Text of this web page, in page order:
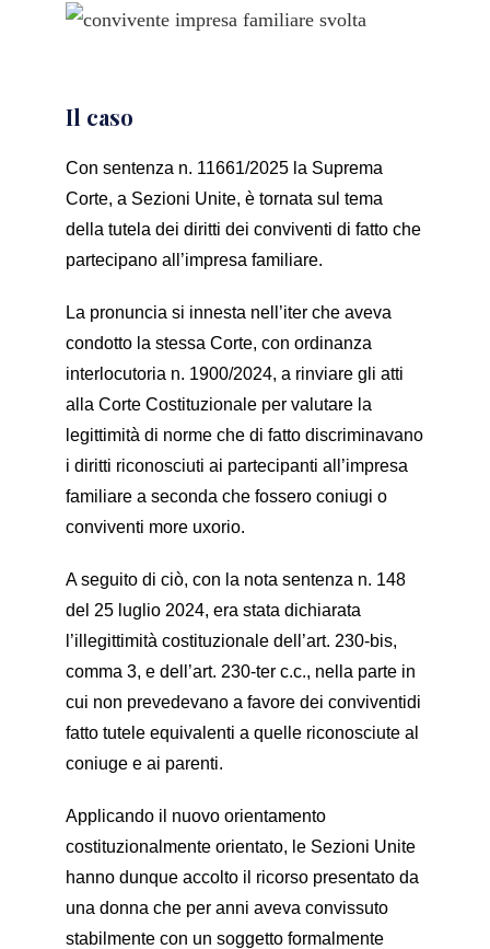
Il caso
Con sentenza n. 11661/2025 la Suprema
Corte, a Sezioni Unite, è tornata sul tema
della tutela dei diritti dei conviventi di fatto che
partecipano all’impresa familiare.
La pronuncia si innesta nell’iter che aveva
condotto la stessa Corte, con ordinanza
interlocutoria n. 1900/2024, a rinviare gli atti
alla Corte Costituzionale per valutare la
legittimità di norme che di fatto discriminavano
i diritti riconosciuti ai partecipanti all’impresa
familiare a seconda che fossero coniugi o
conviventi more uxorio.
A seguito di ciò, con la nota sentenza n. 148
del 25 luglio 2024, era stata dichiarata
l’illegittimità costituzionale dell’art. 230-bis,
comma 3, e dell’art. 230-ter c.c., nella parte in
cui non prevedevano a favore dei conviventidi
fatto tutele equivalenti a quelle riconosciute al
coniuge e ai parenti.
Applicando il nuovo orientamento
costituzionalmente orientato, le Sezioni Unite
hanno dunque accolto il ricorso presentato da
una donna che per anni aveva convissuto
stabilmente con un soggetto formalmente